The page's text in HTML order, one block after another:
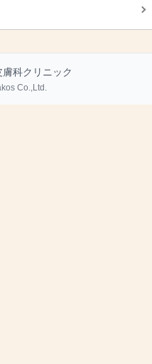
科クリニック
Co.,Ltd.